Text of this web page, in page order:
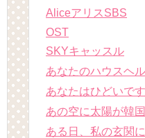
AliceアリスSBS
OST
SKYキャッスル
あなたのハウスヘ
あなたはひどいです
あの空に太陽が韓
ある日、私の玄関